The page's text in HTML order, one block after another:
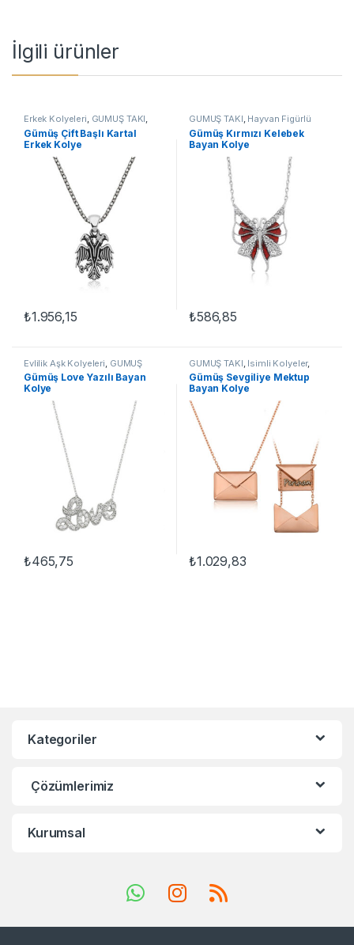
İlgili ürünler
Erkek Kolyeleri, GÜMÜŞ TAKI,
Kartal Kolyeler Kolye
Gümüş Çift Başlı Kartal
Erkek Kolye
₺1.956,15
GÜMÜŞ TAKI, Hayvan Figürlü
Kolyeler ,Kadın Kolyeleri
Kelebek Kolyeler,Kolye
Gümüş Kırmızı Kelebek
Bayan Kolye
₺586,85
Evlilik Aşk Kolyeleri GÜMÜŞ
TAKI Kadın Kolyeleri ,Kolye
Taşlı Kolyeler
Gümüş Love Yazılı Bayan
Kolye
₺465,75
GÜMÜŞ TAKI İsimli Kolyeler,
Kadın Kolyeleri,Kolye
Gümüş Sevgiliye Mektup
Bayan Kolye
₺1.029,83
Kategoriler
Çözümlerimiz
Kurumsal